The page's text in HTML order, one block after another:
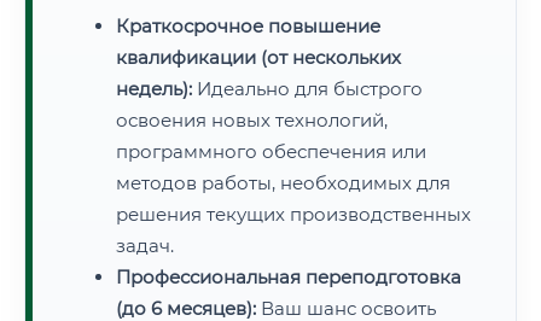
Краткосрочное повышение
квалификации (от нескольких
недель): Идеально для быстрого
освоения новых технологий,
программного обеспечения или
методов работы, необходимых для
решения текущих производственных
задач.
Профессиональная переподготовка
(до 6 месяцев): Ваш шанс освоить